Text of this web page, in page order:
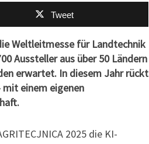
Tweet
Weltleitmesse für Landtechnik
Aussteller aus über 50 Ländern
erwartet. In diesem Jahr rückt
einem eigenen
2025 die KI-